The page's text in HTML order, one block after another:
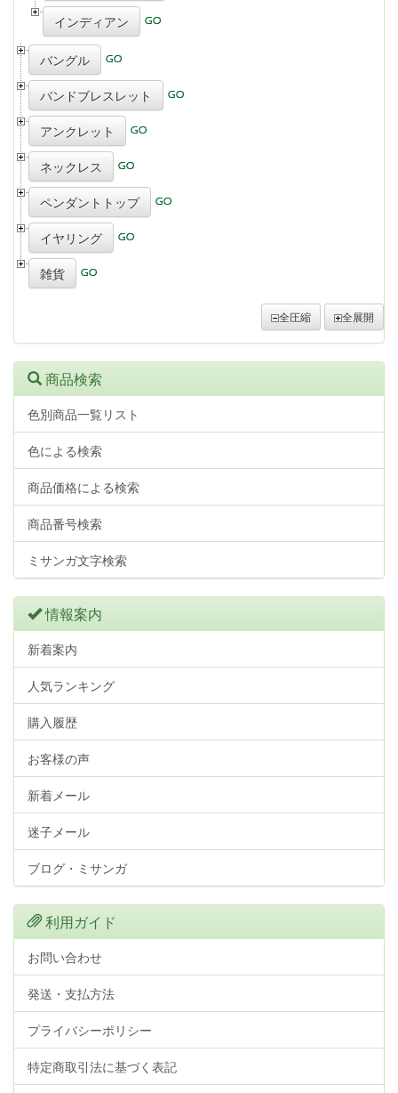
インディアン
バングル
バンドブレスレット
アンクレット
ネックレス
ペンダントトップ
イヤリング
雑貨
全圧縮 全展開
商品検索
色別商品一覧リスト
色による検索
商品価格による検索
商品番号検索
ミサンガ文字検索
情報案内
新着案内
人気ランキング
購入履歴
お客様の声
新着メール
迷子メール
ブログ・ミサンガ
利用ガイド
お問い合わせ
発送・支払方法
プライバシーポリシー
特定商取引法に基づく表記